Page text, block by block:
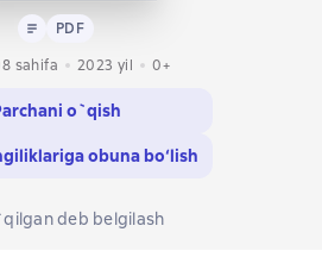
Matn PDF
PDF
sahifa
2023 yil 0+
o`qish
obuna bo‘lish
deb belgilash